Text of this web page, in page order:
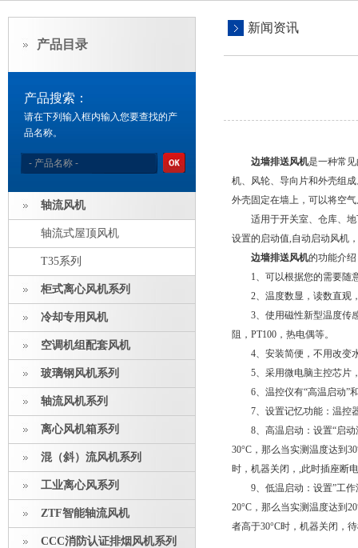
产品目录
产品搜索：
请在下列输入框内输入您要查找的产
品名称。
轴流风机
轴流式屋顶风机
T35系列
柜式离心风机系列
冷却专用风机
空调机组配套风机
玻璃钢风机系列
轴流风机系列
离心风机箱系列
混（斜）流风机系列
工业离心风系列
ZTF智能轴流风机
CCC消防认证排烟风机系列
新闻资讯
边墙排送风机是一种常
机、风轮、导向片和外壳组
外壳固定在墙上，可以将空
适用于开关室、仓库、地
设置的启动值,自动启动风机
边墙排送风机的功能介
1、可以根据您的需要随意
2、温度数显，读数直观
3、使用磁性新型温度传感
阻，PT100，热电偶等。
4、安装简便，不用改变水
5、采用微电脑主控芯片，
6、温控仪有“高温启动”和
7、设置记忆功能：温控器
8、高温启动：设置“启动温
30°C，那么当实测温度达到
时，机器关闭，,此时插座断
9、低温启动：设置”工作温
20°C，那么当实测温度达到
者高于30°C时，机器关闭，